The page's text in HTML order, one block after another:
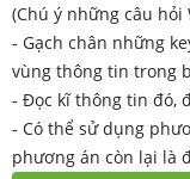
(Chú ý những câu hỏi
- Gạch chân những
vùng thông tin trong
- Đọc kĩ thông tin đó,
- Có thể sử dụng
phương án còn lại là